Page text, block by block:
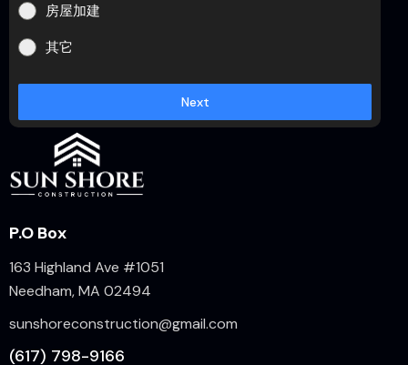
房屋加建
其它
Next
P.O Box
163 Highland Ave #1051
Needham, MA 02494
sunshoreconstruction@gmail.com
(617) 798-9166